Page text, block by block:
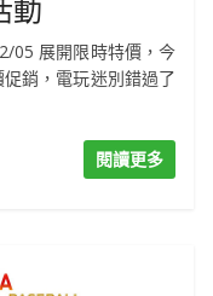
動
05 展開限時特價，今
銷，電玩迷別錯過了
閱讀更多